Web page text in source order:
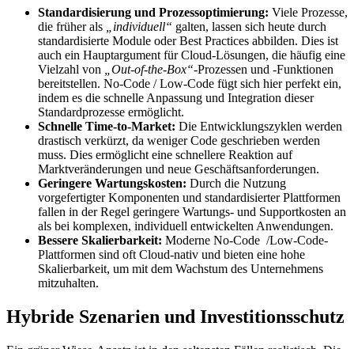
Standardisierung und Prozessoptimierung: Viele Prozesse,
die früher als
„individuell“ galten, lassen sich heute durch
standardisierte Module oder Best Practices abbilden. Dies ist
auch ein Hauptargument für Cloud-Lösungen, die häufig eine
Vielzahl von
„Out-of-the-Box“-Prozessen und -Funktionen
bereitstellen. No-Code / Low-Code fügt sich hier perfekt ein,
indem es die schnelle Anpassung und Integration dieser
Standardprozesse ermöglicht.
Schnelle Time-to-Market: Die Entwicklungszyklen werden
drastisch verkürzt, da weniger Code geschrieben werden
muss. Dies ermöglicht eine schnellere Reaktion auf
Marktveränderungen und neue Geschäftsanforderungen.
Geringere Wartungskosten: Durch die Nutzung
vorgefertigter Komponenten und standardisierter Plattformen
fallen in der Regel geringere Wartungs- und Supportkosten an
als bei komplexen, individuell entwickelten Anwendungen.
Bessere Skalierbarkeit: Moderne No-Code /Low-Code-
Plattformen sind oft Cloud-nativ und bieten eine hohe
Skalierbarkeit, um mit dem Wachstum des Unternehmens
mitzuhalten.
Hybride Szenarien und Investitionsschutz